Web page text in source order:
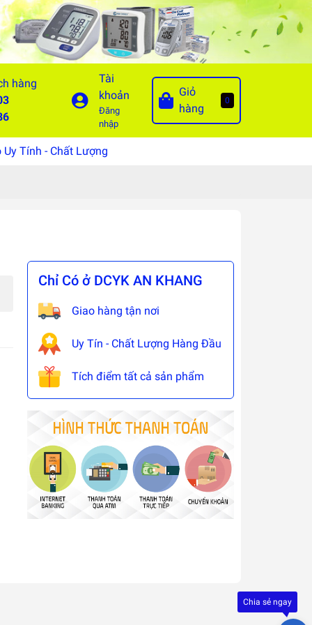
hàng
Tài
khoản
Đăng
nhập
Giỏ
hàng
0
Tính - Chất Lượng
Chỉ Có ở DCYK AN KHANG
Giao hàng tận nơi
Uy Tín - Chất Lượng Hàng Đầu
Tích điểm tất cả sản phẩm
trải
nghiệm
phát
Chia sẻ ngay